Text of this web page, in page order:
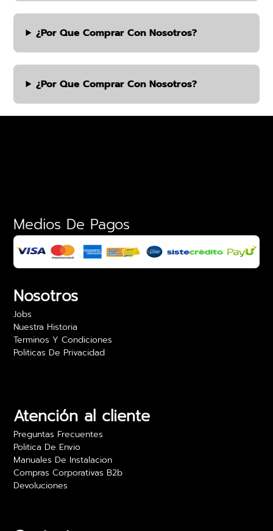
¿por Que Comprar Con Nosotros?
¿por Que Comprar Con Nosotros?
Medios De Pagos
Nosotros
Jobs
Nuestra Historia
Terminos Y Condiciones
Politicas De Privacidad
Atención al cliente
Preguntas Frecuentes
Politica De Envio
Manuales De Instalacion
Compras Corporativas B2b
Devoluciones